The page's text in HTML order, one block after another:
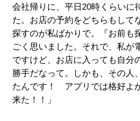
会社帰りに、平日20時くらいに
た。お店の予約をどちらもして
探すのが私ばかりで。『お前も
ごく思いました。それで、私が
ですけど、お店に入っても自分
勝手だなって。しかも、その人
たんです！ アプリでは格好よ
来た！！」